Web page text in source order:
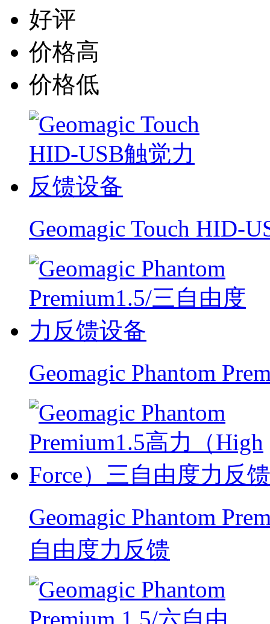
好评
价格高
价格低
Geomagic Touch HID-
Geomagic Phantom
Geomagic Phantom
自由度力反馈